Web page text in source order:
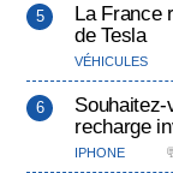
La France
de Tesla
VÉHICULES
recharge
IPHONE